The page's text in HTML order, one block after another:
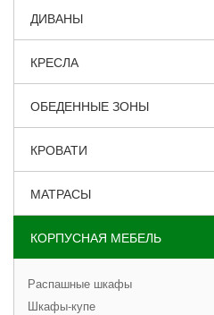
ДИВАНЫ
КРЕСЛА
ОБЕДЕННЫЕ ЗОНЫ
КРОВАТИ
МАТРАСЫ
КОРПУСНАЯ МЕБЕЛЬ
Распашные шкафы
Шкафы-купе